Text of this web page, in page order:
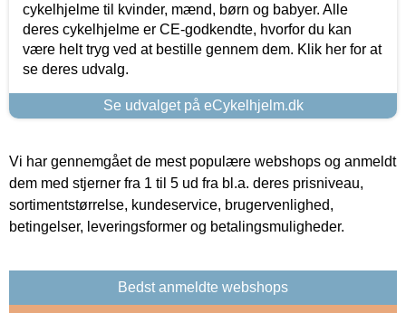
cykelhjelme til kvinder, mænd, børn og babyer. Alle
deres cykelhjelme er CE-godkendte, hvorfor du kan
være helt tryg ved at bestille gennem dem. Klik her for at
se deres udvalg.
Se udvalget på eCykelhjelm.dk
Vi har gennemgået de mest populære webshops og anmeldt
dem med stjerner fra 1 til 5 ud fra bl.a. deres prisniveau,
sortimentstørrelse, kundeservice, brugervenlighed,
betingelser, leveringsformer og betalingsmuligheder.
Bedst anmeldte webshops